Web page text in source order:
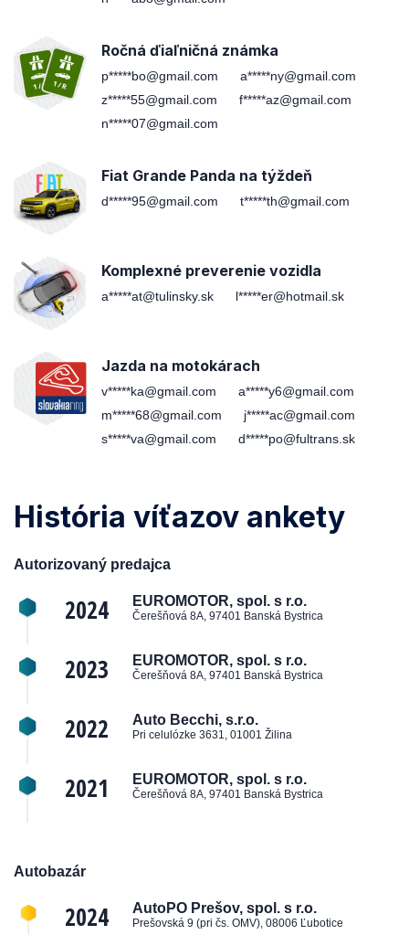
Ročná ďiaľničná známka
p*****bo@gmail.com
a*****ny@gmail.com
z*****55@gmail.com
f*****az@gmail.com
n*****07@gmail.com
Fiat Grande Panda na týždeň
d*****95@gmail.com t*****th@gmail.com
Komplexné preverenie vozidla
a*****at@tulinsky.sk l*****er@hotmail.sk
Jazda na motokárach
v*****ka@gmail.com
a*****y6@gmail.com
m*****68@gmail.com
j*****ac@gmail.com
s*****va@gmail.com
d*****po@fultrans.sk
História víťazov ankety
Autorizovaný predajca
2024 EUROMOTOR, spol. s r.o.
Čerešňová 8A, 97401 Banská Bystrica
2023 EUROMOTOR, spol. s r.o.
Čerešňová 8A, 97401 Banská Bystrica
2022 Auto Becchi, s.r.o.
Pri celulózke 3631, 01001 Žilina
2021 EUROMOTOR, spol. s r.o.
Čerešňová 8A, 97401 Banská Bystrica
Autobazár
2024 AutoPO Prešov, spol. s r.o.
Prešovská 9 (pri čs. OMV), 08006 Ľubotice